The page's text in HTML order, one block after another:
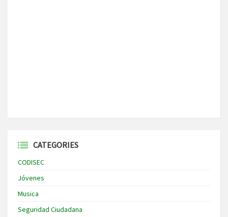
CATEGORIES
CODISEC
Jóvenes
Musica
Seguridad Ciudadana